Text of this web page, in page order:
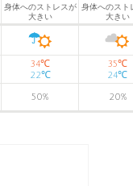
身体へのストレスが
大きい
身体へのスト
大きい
34℃
22℃
35℃
24℃
50% 20%